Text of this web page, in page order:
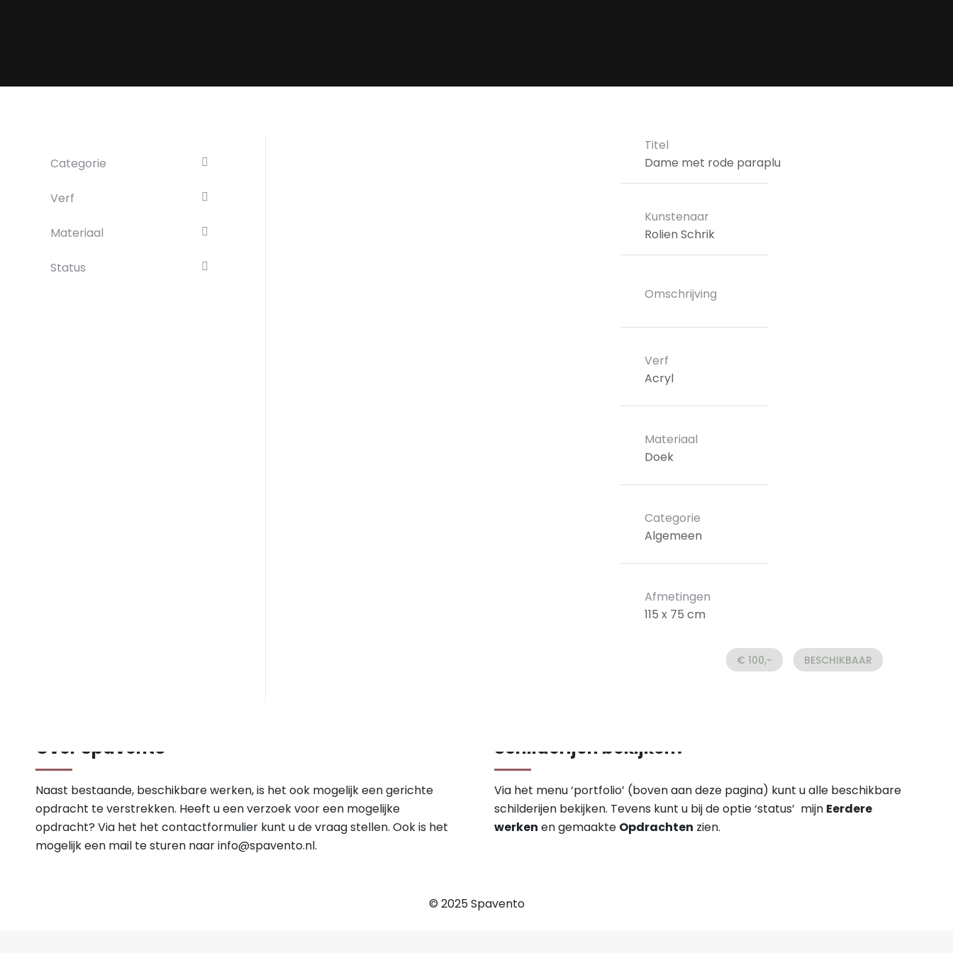
Titel
Dame met rode paraplu
Kunstenaar
Rolien Schrik
Omschrijving
Verf
Acryl
Materiaal
Doek
Categorie
Algemeen
Afmetingen
115 x 75 cm
€ 100,- BESCHIKBAAR
Categorie
Verf
Materiaal
Status
Over Spavento
Naast bestaande, beschikbare werken, is het ook mogelijk een gerichte
opdracht te verstrekken. Heeft u een verzoek voor een mogelijke
opdracht? Via het het contactformulier kunt u de vraag stellen. Ook is het
mogelijk een mail te sturen naarinfo@spavento.nl.
Schilderijen bekijken?
Via het menu ‘portfolio’ (boven aan deze pagina) kunt u alle beschikbare
schilderijen bekijken. Tevens kunt u bij de optie ‘status’ mijn Eerdere
werken en gemaakte Opdrachten zien.
© 2025 Spavento